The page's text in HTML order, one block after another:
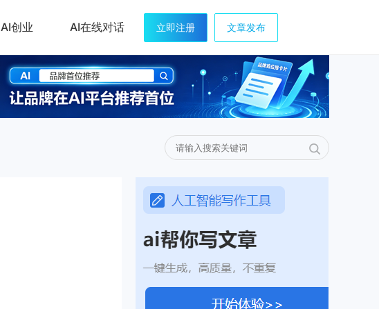
AI创业 AI在线对话 立即注册 文章发布